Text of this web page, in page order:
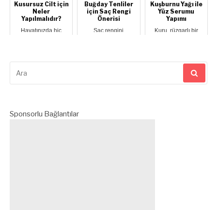
Kusursuz Cilt için
Neler
Yapılmalıdır?
Hayatınızda hiç
Buğday Tenliler
için Saç Rengi
Önerisi
Saç rengini
Kuşburnu Yağı ile
Yüz Serumu
Yapımı
Kuru, rüzgarlı bir
yap:
Sponsorlu Bağlantılar